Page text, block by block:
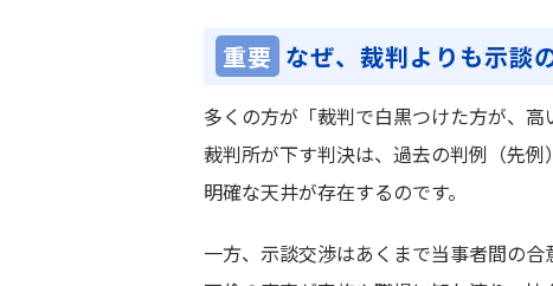
重要 なぜ、裁判よりも示談
多くの方が「裁判で白黒つけた方が、高
裁判所が下す判決は、過去の判例（先
明確な天井が存在するのです。
一方、示談交渉はあくまで当事者間の合